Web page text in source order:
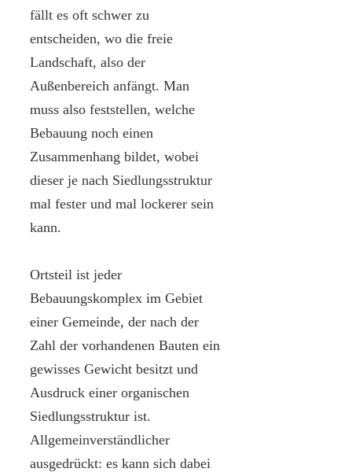
fällt es oft schwer zu
entscheiden, wo die freie
Landschaft, also der
Außenbereich anfängt. Man
muss also feststellen, welche
Bebauung noch einen
Zusammenhang bildet, wobei
dieser je nach Siedlungsstruktur
mal fester und mal lockerer sein
kann.
Ortsteil ist jeder
Bebauungskomplex im Gebiet
einer Gemeinde, der nach der
Zahl der vorhandenen Bauten ein
gewisses Gewicht besitzt und
Ausdruck einer organischen
Siedlungsstruktur ist.
Allgemeinverständlicher
ausgedrückt: es kann sich dabei